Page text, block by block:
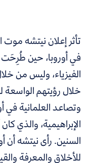
تأثر إعلان نيتشه موت
في أوروبا، حين طُرِحَت
الفيزياء، وليس من
خلال رؤيتهم الواسعة
وتصاعد العلمانية في
الإبراهيمية، والذي
السنين. رأى نيتشه أن
للأخلاق والمعرفة